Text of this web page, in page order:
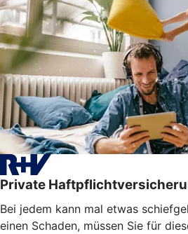
Private
Bei jedem kann mal etwas
einen Schaden, müssen Sie für